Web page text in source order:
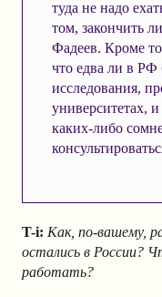
туда не надо
том, закончить
Фадеев. Кроме
что едва ли в РФ
исследования,
университетах,
каких-либо
T-i: Как, по-вашему,
остались в России?
работать?